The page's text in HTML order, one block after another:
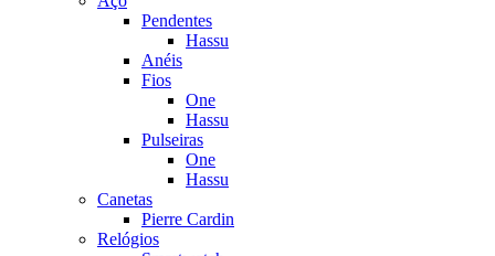
Pendentes
Hassu
Anéis
Fios
One
Hassu
Pulseiras
One
Hassu
Canetas
Pierre Cardin
Relógios